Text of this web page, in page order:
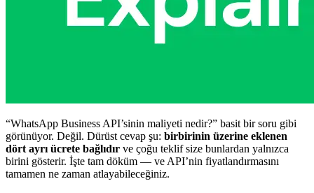
“WhatsApp Business API’sinin maliyeti nedir?” basit bir soru gibi
görünüyor. Değil. Dürüst cevap şu: birbirinin üzerine eklenen
dört ayrı ücrete bağlıdır ve çoğu teklif size bunlardan yalnızca
birini gösterir. İşte tam döküm — ve API’nin fiyatlandırmasını
tamamen ne zaman atlayabileceğiniz.